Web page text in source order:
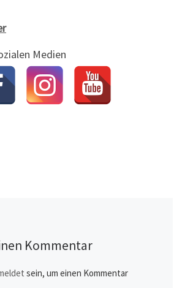
Medien
Kommentar
sein, um einen Kommentar